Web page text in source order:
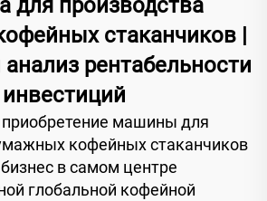
для производства
стаканчиков |
анализ рентабельности
инвестиций
приобретение машины для
кофейных стаканчиков
в самом центре
глобальной кофейной